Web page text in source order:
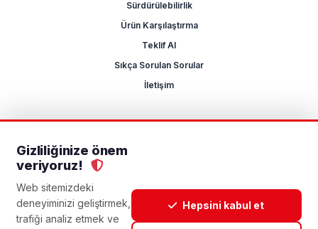
Gizliliğinize önem
veriyoruz!
Web sitemizdeki
deneyiminizi geliştirmek,
trafiği analiz etmek ve
Hepsini kabul et
Sürdürülebilirlik
Ürün Karşılaştırma
Teklif Al
Sıkça Sorulan Sorular
İletişim
KVKKGizlilik Politikası